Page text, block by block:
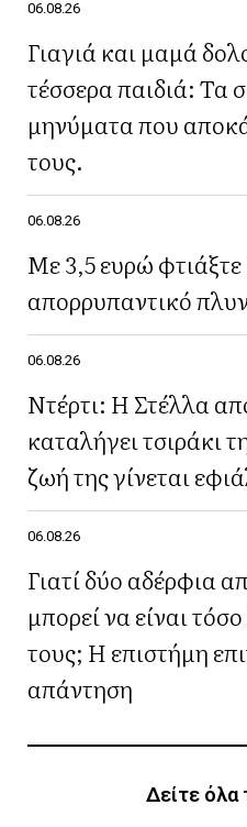
06.08.26
Γιαγιά και μαμά
τέσσερα παιδιά: Τα
μηνύματα που
τους.
06.08.26
Με 3,5 ευρώ φτιάξτε
απορρυπαντικό
06.08.26
Ντέρτι: Η Στέλλα
καταλήγει τσιράκι
ζωή της γίνεται
06.08.26
Γιατί δύο αδέρφια
μπορεί να είναι
τους; Η επιστήμη
απάντηση
Δείτε όλα